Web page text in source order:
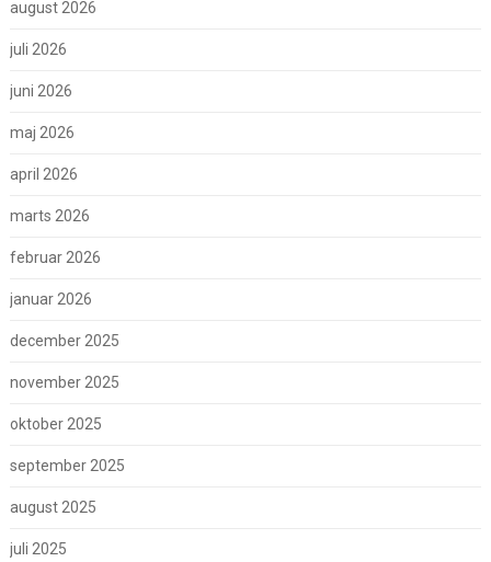
august 2026
juli 2026
juni 2026
maj 2026
april 2026
marts 2026
februar 2026
januar 2026
december 2025
november 2025
oktober 2025
september 2025
august 2025
juli 2025